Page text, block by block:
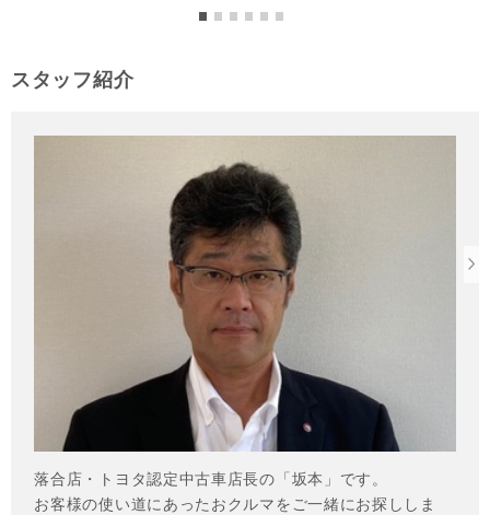
スタッフ紹介